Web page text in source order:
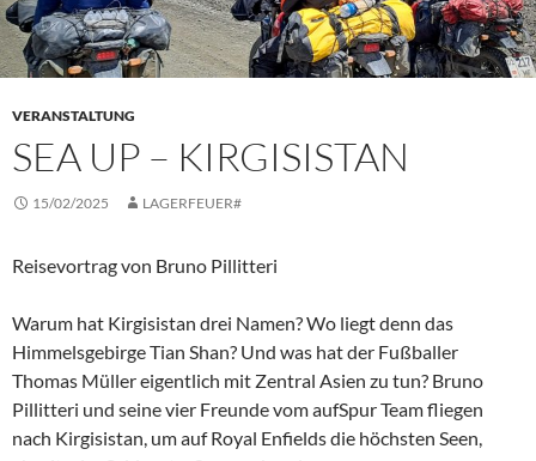
VERANSTALTUNG
SEA UP – KIRGISISTAN
15/02/2025 LAGERFEUER#
Reisevortrag von Bruno Pillitteri
Warum hat Kirgisistan drei Namen? Wo liegt denn das
Himmelsgebirge Tian Shan? Und was hat der Fußballer
Thomas Müller eigentlich mit Zentral Asien zu tun? Bruno
Pillitteri und seine vier Freunde vom aufSpur Team fliegen
nach Kirgisistan, um auf Royal Enfields die höchsten Seen,